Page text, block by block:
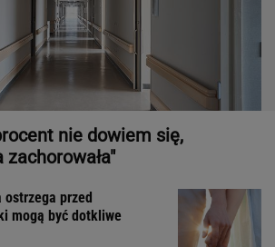
nie dowiem się,
przed
mogą być dotkliwe